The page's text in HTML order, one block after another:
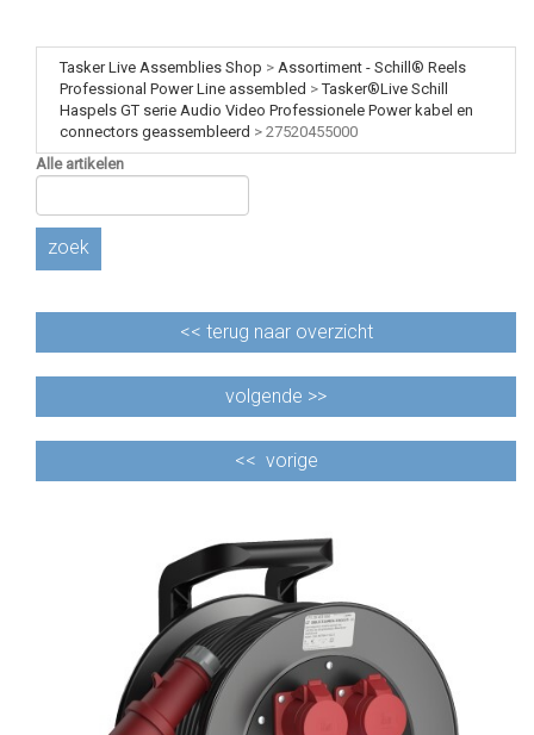
Tasker Live Assemblies Shop > Assortiment - Schill® Reels
Professional Power Line assembled >Tasker®Live Schill
Haspels GT serie Audio Video Professionele Power kabel en
connectors geassembleerd > 27520455000
Alle artikelen
zoek
<< terug naar overzicht
volgende >>
<< vorige